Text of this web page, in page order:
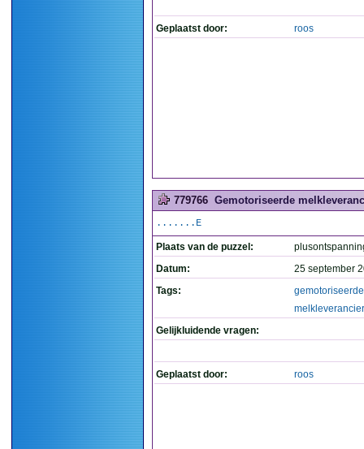
Geplaatst door: roos
779766 Gemotoriseerde
.......E
Plaats van de puzzel:
Datum:
25 september
Tags:
gemotoriseerde
melkleverancier
Gelijkluidende vragen:
Geplaatst door: roos